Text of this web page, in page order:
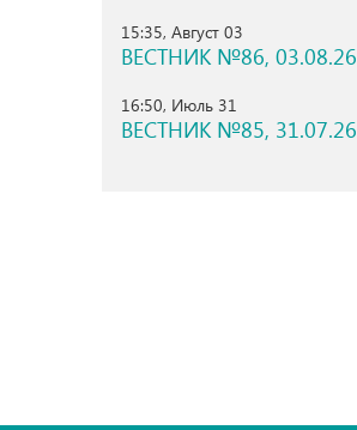
15:35, Август 03
ВЕСТНИК №86, 03.08.26
16:50, Июль 31
ВЕСТНИК №85, 31.07.26